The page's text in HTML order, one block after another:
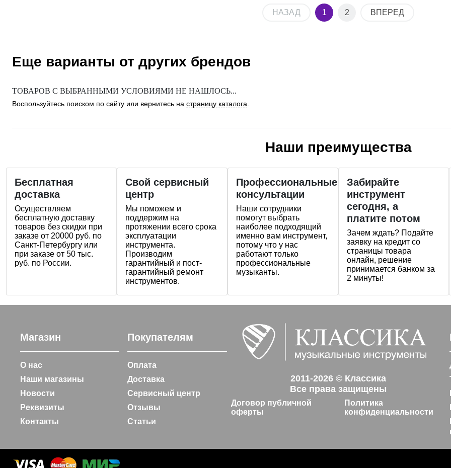
НАЗАД 1 2 ВПЕРЕД
Еще варианты от других брендов
ТОВАРОВ С ВЫБРАННЫМИ УСЛОВИЯМИ НЕ НАШЛОСЬ...
Воспользуйтесь поиском по сайту или вернитесь на страницу каталога
Наши преимущества
Бесплатная
доставка
Осуществляем
бесплатную доставку
товаров без скидки при
заказе от 20000 руб. по
Санкт-Петербургу или
при заказе от 50 тыс.
руб. по России.
Свой сервисный
центр
Мы поможем и
поддержим на
протяжении всего срока
эксплуатации
инструмента.
Производим
гарантийный и пост-
гарантийный ремонт
инструментов.
Профессиональные
консультации
Наши сотрудники
помогут выбрать
наиболее подходящий
именно вам инструмент,
потому что у нас
работают только
профессиональные
музыканты.
Забирайте
инструмент
сегодня, а
платите потом
Зачем ждать? Подайте
заявку на кредит со
страницы товара
онлайн, решение
принимается банком за
2 минуты!
Магазин
О нас
Наши магазины
Новости
Реквизиты
Контакты
Покупателям
Оплата
Доставка
Сервисный центр
Отзывы
Статьи
2011-2026 © Классика
Все права защищены
Договор публичной
оферты
Политика
конфиденциальности